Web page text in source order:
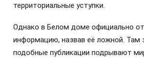
территориальные уступки.
Однако в Белом доме официально
информацию, назвав её ложной. Там
подобные публикации подрывают